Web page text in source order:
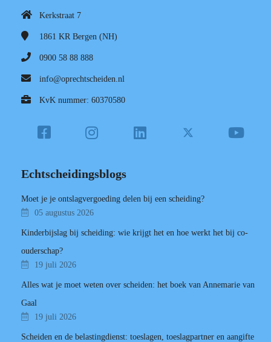
Kerkstraat 7
1861 KR Bergen (NH)
0900 58 88 888
info@oprechtscheiden.nl
KvK nummer: 60370580
Echtscheidingsblogs
Moet je je ontslagvergoeding delen bij een scheiding?
05 augustus 2026
Kinderbijslag bij scheiding: wie krijgt het en hoe werkt het bij co-
ouderschap?
19 juli 2026
Alles wat je moet weten over scheiden: het boek van Annemarie van
Gaal
19 juli 2026
Scheiden en de belastingdienst: toeslagen, toeslagpartner en aangifte